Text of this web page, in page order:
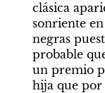
clásica
sonriente
negras
probable
un premio
hija que por